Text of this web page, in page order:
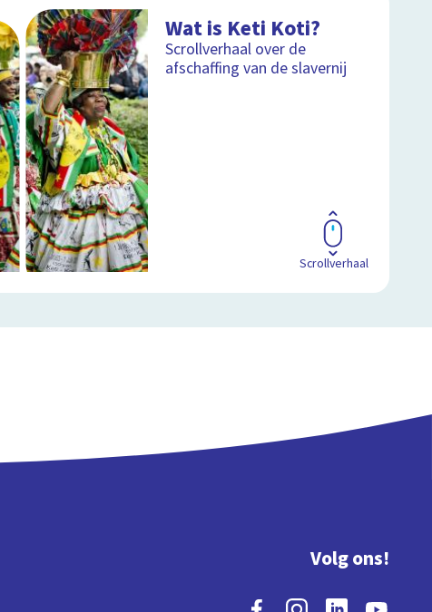
Wat is Keti Koti?
Scrollverhaal over de
afschaffing van de slavernij
Scrollverhaal
Volg ons!